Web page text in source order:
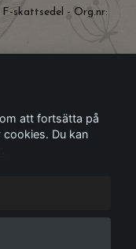
skattsedel - Org.nr:
att fortsätta på
cookies. Du kan